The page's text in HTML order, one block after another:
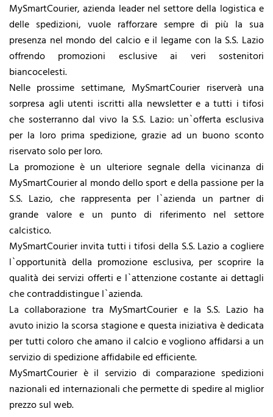
MySmartCourier, azienda leader nel settore della logistica e
delle spedizioni, vuole rafforzare sempre di più la sua
presenza nel mondo del calcio e il legame con la S.S. Lazio
offrendo promozioni esclusive ai veri sostenitori
biancocelesti.
Nelle prossime settimane, MySmartCourier riserverà una
sorpresa agli utenti iscritti alla newsletter e a tutti i tifosi
che sosterranno dal vivo la S.S. Lazio: un`offerta esclusiva
per la loro prima spedizione, grazie ad un buono sconto
riservato solo per loro.
La promozione è un ulteriore segnale della vicinanza di
MySmartCourier al mondo dello sport e della passione per la
S.S. Lazio, che rappresenta per l`azienda un partner di
grande valore e un punto di riferimento nel settore
calcistico.
MySmartCourier invita tutti i tifosi della S.S. Lazio a cogliere
l`opportunità della promozione esclusiva, per scoprire la
qualità dei servizi offerti e l`attenzione costante ai dettagli
che contraddistingue l`azienda.
La collaborazione tra MySmartCourier e la S.S. Lazio ha
avuto inizio la scorsa stagione e questa iniziativa è dedicata
per tutti coloro che amano il calcio e vogliono affidarsi a un
servizio di spedizione affidabile ed efficiente.
MySmartCourier è il servizio di comparazione spedizioni
nazionali ed internazionali che permette di spedire al miglior
prezzo sul web.